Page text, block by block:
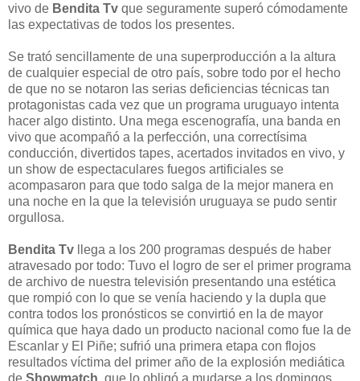
vivo de Bendita Tv que seguramente superó cómodamente
las expectativas de todos los presentes.
Se trató sencillamente de una superproducción a la altura
de cualquier especial de otro país, sobre todo por el hecho
de que no se notaron las serias deficiencias técnicas tan
protagonistas cada vez que un programa uruguayo intenta
hacer algo distinto. Una mega escenografía, una banda en
vivo que acompañó a la perfección, una correctísima
conducción, divertidos tapes, acertados invitados en vivo, y
un show de espectaculares fuegos artificiales se
acompasaron para que todo salga de la mejor manera en
una noche en la que la televisión uruguaya se pudo sentir
orgullosa.
Bendita Tv
llega a los 200 programas después de haber
atravesado por todo: Tuvo el logro de ser el primer programa
de archivo de nuestra televisión presentando una estética
que rompió con lo que se venía haciendo y la dupla que
contra todos los pronósticos se convirtió en la de mayor
química que haya dado un producto nacional como fue la de
Escanlar y El Piñe; sufrió una primera etapa con flojos
resultados víctima del primer año de la explosión mediática
de Showmatch, que lo obligó a mudarse a los domingos,